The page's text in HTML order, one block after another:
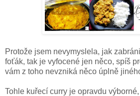
Protože jsem nevymyslela, jak
foťák, tak je vyfocené jen něco, spíš
vám z toho nevzniká něco úplně
Tohle kuřecí curry je opravdu